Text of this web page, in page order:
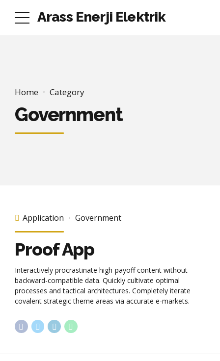
Arass Enerji Elektrik
Home Category
Government
Application Government
Proof App
Interactively procrastinate high-payoff content without
backward-compatible data. Quickly cultivate optimal
processes and tactical architectures. Completely iterate
covalent strategic theme areas via accurate e-markets.